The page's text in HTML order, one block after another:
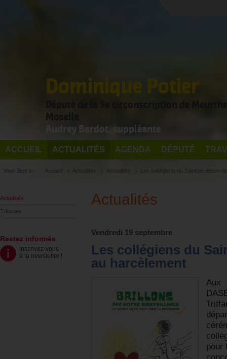
Dominique Potier
Audrey Bardot, suppléante
ACCUEIL ACTUALITÉS AGENDA DÉPUTÉ
Vous êtes ici : Accueil Actualités Actualités Les collégiens du Saintois disent
Actualités
Tribunes
Restez informés
Inscrivez-vous
à la newsletter !
Actualités
Vendredi 19 septembre
Les collégiens du
au harcèlement
Aux
pour